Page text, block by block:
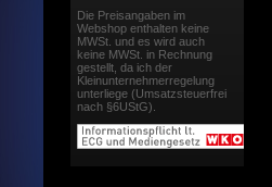
Die Preisangaben im
Webshop enthalten keine
MWSt. und es wird auch
keine MWSt. in Rechnung
gestellt, da ich der
Kleinunternehmerregelung
unterliege (Umsatzsteuerfrei
nach §6UStG).